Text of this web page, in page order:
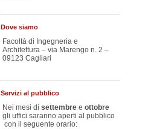
Dove siamo
Facoltà di Ingegneria e
Architettura – via Marengo n. 2 –
09123 Cagliari
Servizi al pubblico
Nei mesi di settembre e ottobre
gli uffici saranno aperti al pubblico
con il seguente orario: